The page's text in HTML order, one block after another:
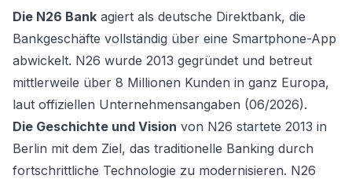
Die N26 Bank agiert als deutsche Direktbank, die
Bankgeschäfte vollständig über eine Smartphone-App
abwickelt. N26 wurde 2013 gegründet und betreut
mittlerweile über 8 Millionen Kunden in ganz Europa,
laut offiziellen Unternehmensangaben (06/2026).
Die Geschichte und Vision von N26 startete 2013 in
Berlin mit dem Ziel, das traditionelle Banking durch
fortschrittliche Technologie zu modernisieren. N26